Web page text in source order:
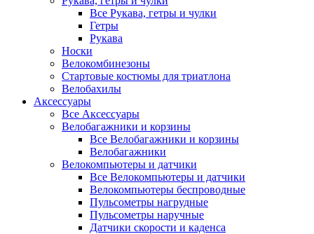
Все Рукава, гетры и чулки
Гетры
Рукава
Носки
Велокомбинезоны
Стартовые костюмы для триатлона
Велобахилы
Аксессуары
Все Аксессуары
Велобагажники и корзины
Все Велобагажники и корзины
Велобагажники
Велокомпьютеры и датчики
Все Велокомпьютеры и датчики
Велокомпьютеры беспроводные
Пульсометры нагрудные
Пульсометры наручные
Датчики скорости и каденса